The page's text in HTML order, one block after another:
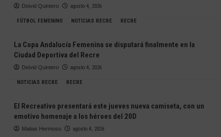
Deivid Quintero agosto 4, 2026
FÚTBOL FEMENINO NOTICIAS RECRE RECRE
La Copa Andalucía Femenina se disputará finalmente en la
Ciudad Deportiva del Recre
Deivid Quintero agosto 4, 2026
NOTICIAS RECRE RECRE
El Recreativo presentará este jueves nueva camiseta, con un
emotivo homenaje a los héroes del 20D
Matias Hermoso agosto 4, 2026